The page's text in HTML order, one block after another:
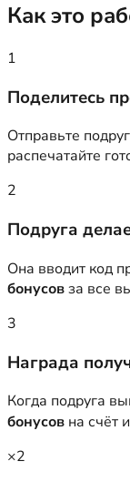
Как это
1
Поделитесь
Отправьте
распечатайте
2
Подруга
Она вводит код
бонусовза все
3
Награда
Когда подруга
бонусов на счёт
×2